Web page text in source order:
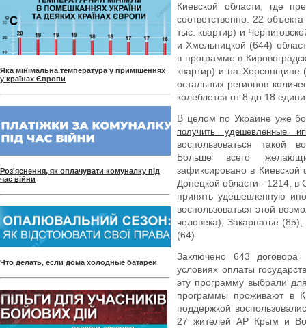
Яка мінімальна температура у приміщеннях
у країнах Європи
Роз'яснення, як оплачувати комуналку під
час війни
Что делать, если дома холодные батареи
Киевской области, где
соответственно. 22
тыс. квартир) и
и Хмельницкой (644)
в программе в
квартир) и на Херсонщине
остальных регионов
колеблется от 8 до 18
В целом по Украине уже
получить удешевленные
воспользоваться такой
Больше всего
зафиксировано в
Донецкой области - 1214,
принять удешевленную
воспользоваться этой
человека), Закарпатье
(64).
Заключено 643 договора
условиях оплаты
эту программу выбрали
программы проживают в
поддержкой
27 жителей АР Крым и